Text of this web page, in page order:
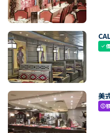
check
美
paid